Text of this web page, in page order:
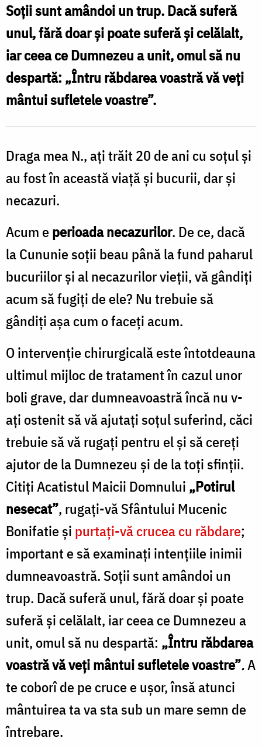
cruce
e
ușor,
dar
atunci
va
sta
sub
mare
semn
de
întrebare”
/
Foto:
Alexandru
Ștefănescu
Soții sunt amândoi un trup. Dacă suferă
unul, fără doar și poate suferă și celălalt,
iar ceea ce Dumnezeu a unit, omul să nu
despartă: „Întru răbdarea voastră vă veți
mântui sufletele voastre”.
Draga mea N., aţi trăit 20 de ani cu soţul şi
au fost în această viaţă şi bucurii, dar şi
necazuri.
Acum eperioada necazurilor. De ce, dacă
la Cununie soţii beau până la fund paharul
bucuriilor şi al necazurilor vieţii, vă gândiţi
acum să fugiţi de ele? Nu trebuie să
gândiţi aşa cum o faceţi acum.
O intervenţie chirurgicală este întotdeauna
ultimul mijloc de tratament în cazul unor
boli grave, dar dumneavoastră încă nu v-
aţi ostenit să vă ajutaţi soţul suferind, căci
trebuie să vă rugaţi pentru el şi să cereţi
ajutor de la Dumnezeu şi de la toţi sfinţii.
Citiţi Acatistul Maicii Domnului „Potirul
nesecat”, rugaţi-vă Sfântului Mucenic
Bonifatie şi purtaţi-vă crucea cu răbdare;
important e să examinaţi intenţiile inimii
dumneavoastră. Soţii sunt amândoi un
trup. Dacă suferă unul, fără doar şi poate
suferă şi celălalt, iar ceea ce Dumnezeu a
unit, omul să nu despartă: „Întru răbdarea
voastră vă veţi mântui sufletele voastre”.A
te coborî de pe cruce e uşor, însă atunci
mântuirea ta va sta sub un mare semn de
întrebare.